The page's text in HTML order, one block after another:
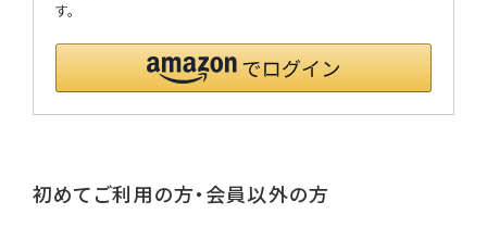
す。
初めてご利用の方・会員以外の方